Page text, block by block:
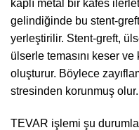
kaplı metal bir kafes
gelindiğinde bu stent-
yerleştirilir. Stent-greft,
ülserle temasını keser
oluşturur. Böylece
stresinden korunmuş olur.
TEVAR işlemi şu